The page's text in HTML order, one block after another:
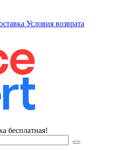
Условия возврата
бесплатная!